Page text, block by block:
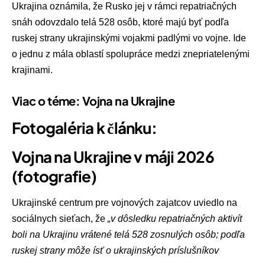
Ukrajina oznámila, že Rusko jej v rámci repatriačných
snáh odovzdalo telá 528 osôb, ktoré majú byť podľa
ruskej strany ukrajinskými vojakmi padlými vo vojne. Ide
o jednu z mála oblastí spolupráce medzi znepriatelenými
krajinami.
Viac o téme: Vojna na Ukrajine
Fotogaléria k článku:
Vojna na Ukrajine v máji 2026
(fotografie)
Ukrajinské centrum pre vojnových zajatcov uviedlo na
sociálnych sieťach, že „v dôsledku repatriačných aktivít
boli na Ukrajinu vrátené telá 528 zosnulých osôb; podľa
ruskej strany môže ísť o ukrajinských príslušníkov